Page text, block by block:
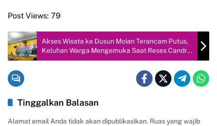
Post Views: 79
Akses Wisata ke Dusun Moian Terancam Putus,
Keluhan Warga Mengemuka Saat Reses Candra
Setiawan
Tinggalkan Balasan
Alamat email Anda tidak akan dipublikasikan. Ruas yang wajib